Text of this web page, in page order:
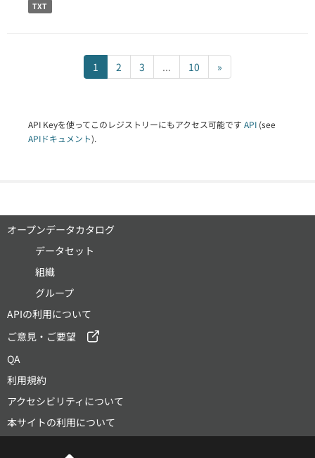
TXT
1 2 3 ... 10 »
API Keyを使ってこのレジストリーにもアクセス可能です API (see
APIドキュメント).
オープンデータカタログ
データセット
組織
グループ
APIの利用について
ご意見・ご要望
QA
利用規約
アクセシビリティについて
本サイトの利用について